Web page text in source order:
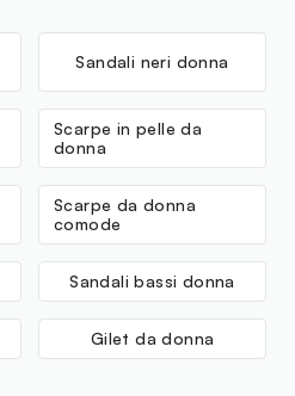
Sandali neri donna
Scarpe in pelle da
donna
Scarpe da donna
comode
Sandali bassi donna
Gilet da donna